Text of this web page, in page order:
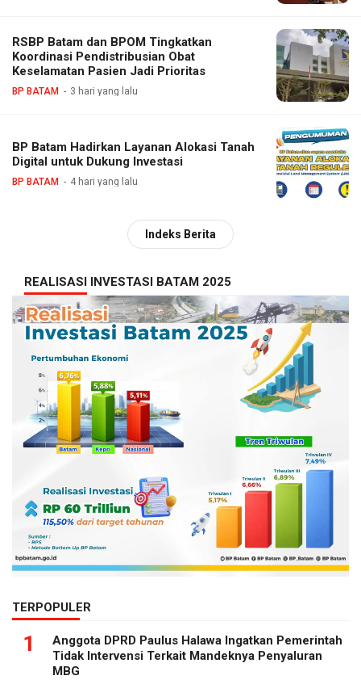
RSBP Batam dan BPOM Tingkatkan
Koordinasi Pendistribusian Obat
Keselamatan Pasien Jadi Prioritas
BP BATAM 3 hari yang lalu
BP Batam Hadirkan Layanan Alokasi Tanah
Digital untuk Dukung Investasi
BP BATAM 4 hari yang lalu
Indeks Berita
REALISASI INVESTASI BATAM 2025
TERPOPULER
1
Anggota DPRD Paulus Halawa Ingatkan Pemerintah
Tidak Intervensi Terkait Mandeknya Penyaluran
MBG